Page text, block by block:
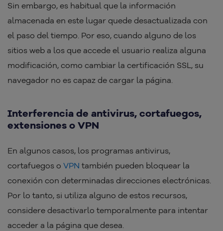
Sin embargo, es habitual que la información
almacenada en este lugar quede desactualizada con
el paso del tiempo. Por eso, cuando alguno de los
sitios web a los que accede el usuario realiza alguna
modificación, como cambiar la certificación SSL, su
navegador no es capaz de cargar la página.
Interferencia de antivirus, cortafuegos,
extensiones o VPN
En algunos casos, los programas antivirus,
cortafuegos o VPN también pueden bloquear la
conexión con determinadas direcciones electrónicas.
Por lo tanto, si utiliza alguno de estos recursos,
considere desactivarlo temporalmente para intentar
acceder a la página que desea.